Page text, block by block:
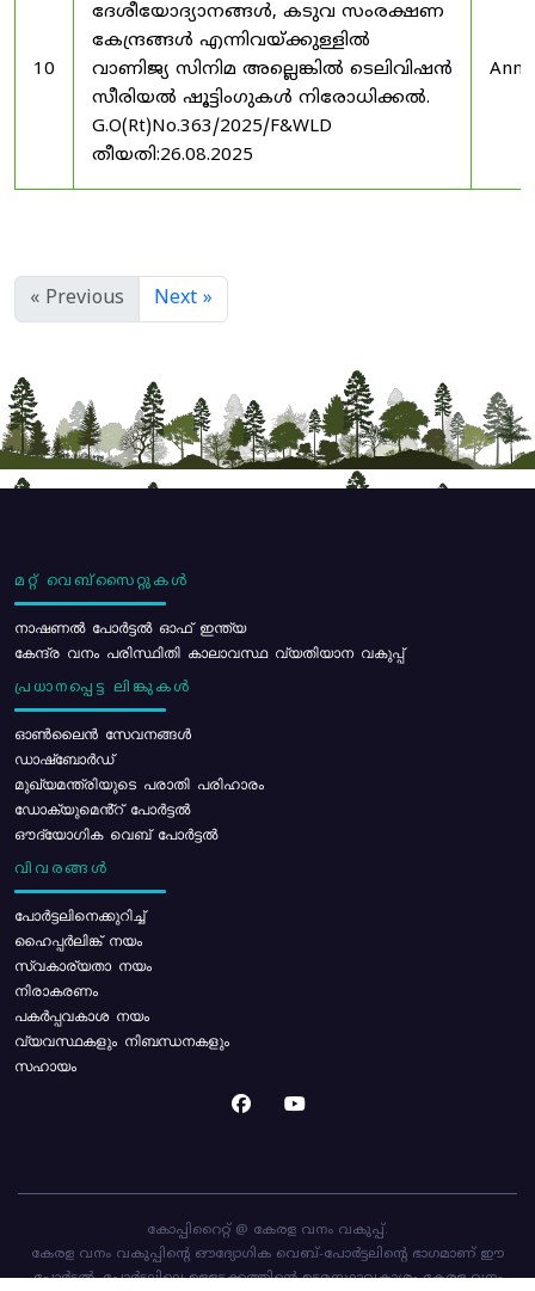
10
ദേശീയോദ്യാനങ്ങൾ, കടുവ സംരക്ഷണ
കേന്ദ്രങ്ങൾ എന്നിവയ്ക്കുള്ളിൽ
വാണിജ്യ സിനിമ അല്ലെങ്കിൽ ടെലിവിഷൻ
സീരിയൽ ഷൂട്ടിംഗുകൾ നിരോധിക്കൽ.
G.O(Rt)No.363/2025/F&WLD
തീയതി:26.08.2025
« Previous Next »
മറ്റ് വെബ്സൈറ്റുകൾ
നാഷണൽ പോർട്ടൽ ഓഫ് ഇന്ത്യ
കേന്ദ്ര വനം പരിസ്ഥിതി കാലാവസ്ഥ വ്യതിയാന വകുപ്പ്
പ്രധാനപ്പെട്ട ലിങ്കുകൾ
ഓൺലൈൻ സേവനങ്ങൾ
ഡാഷ്ബോർഡ്
മുഖ്യമന്ത്രിയുടെ പരാതി പരിഹാരം
ഡോക്യുമെൻ്റ് പോർട്ടൽ
ഔദ്യോഗിക വെബ് പോർട്ടൽ
വിവരങ്ങൾ
പോര്‍ട്ടലിനെക്കുറിച്ച്
ഹൈപ്പർലിങ്ക് നയം
സ്വകാര്യതാ നയം
നിരാകരണം
പകർപ്പവകാശ നയം
വ്യവസ്ഥകളും നിബന്ധനകളും
സഹായം
കോപ്പിറൈറ്റ് @ കേരള വനം വകുപ്പ്.
കേരള വനം വകുപ്പിന്റെ ഔദ്യോഗിക വെബ്-പോർട്ടലിന്റെ ഭാഗമാണ് ഈ
പോർട്ടൽ. പോർട്ടലിലെ ഉള്ളടക്കത്തിന്റെ ഉടമസ്ഥാവകാശം കേരള വനം